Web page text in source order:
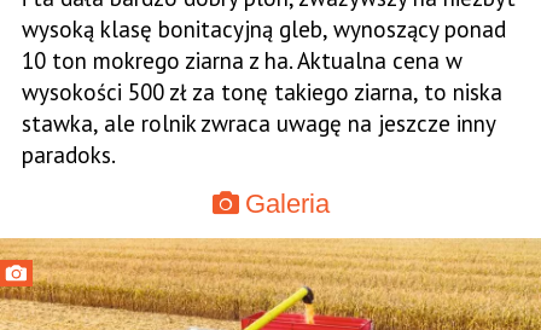
wysoką klasę bonitacyjną gleb, wynoszący ponad
10 ton mokrego ziarna z ha. Aktualna cena w
wysokości 500 zł za tonę takiego ziarna, to niska
stawka, ale rolnik zwraca uwagę na jeszcze inny
paradoks.
Galeria